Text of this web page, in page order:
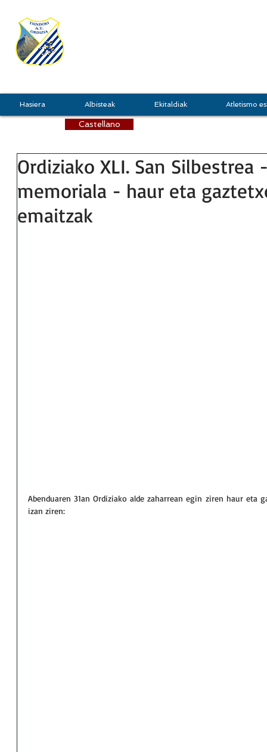
Castellano
Ordiziako XLI. San Silbestrea
memoriala - haur eta
emaitzak
Abenduaren 31an Ordiziako alde zaharrean egin ziren haur eta
izan ziren:
Hasiera Albisteak Ekitaldiak Atletismo